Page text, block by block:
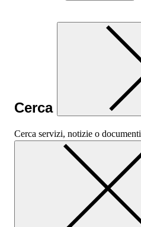
Cerca
Cerca servizi, notizie o documenti